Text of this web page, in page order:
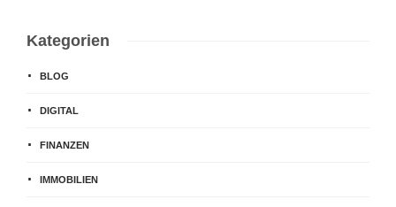
Kategorien
BLOG
DIGITAL
FINANZEN
IMMOBILIEN